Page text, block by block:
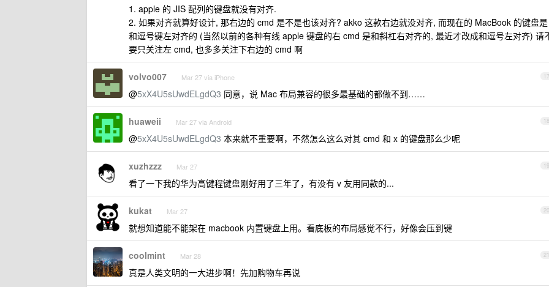
1. apple 的 JIS 配列的键盘就没有对齐.
2. 如果对齐就算好设计, 那右边的 cmd 是不是也该对齐? akko 这款右边就没对齐, 而现在的 MacBook 的键盘是
和逗号键左对齐的 (当然以前的各种有线 apple 键盘的右 cmd 是和斜杠右对齐的, 最近才改成和逗号左对齐) 请
要只关注左 cmd, 也多多关注下右边的 cmd 啊
17
volvo007 Mar 27 via iPhone
@5xX4U5sUwdELgdQ3 同意，说 Mac 布局兼容的很多最基础的都做不到……
18
huaweii Mar 27 via Android
@5xX4U5sUwdELgdQ3 本来就不重要啊，不然怎么这么对其 cmd 和 x 的键盘那么少呢
19
xuzhzzz Mar 27
看了一下我的华为高键程键盘刚好用了三年了，有没有 v 友用同款的...
20
kukat Mar 27
就想知道能不能架在 macbook 内置键盘上用。看底板的布局感觉不行，好像会压到键
21
coolmint Mar 28
真是人类文明的一大进步啊！先加购物车再说